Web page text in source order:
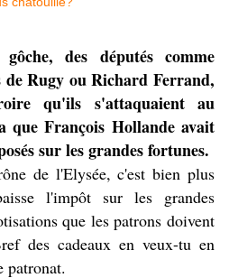
des députés comme
Rugy ou Richard Ferrand,
qu'ils s'attaquaient au
que François Hollande avait
sur les grandes fortunes.
de l'Elysée, c'est bien plus
l'impôt sur les grandes
que les patrons doivent
des cadeaux en veux-tu en
patronat.